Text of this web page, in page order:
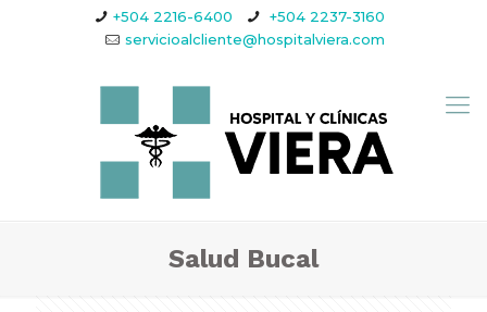
+504 2216-6400
+504 2237-3160
servicioalcliente@hospitalviera.com
Salud Bucal